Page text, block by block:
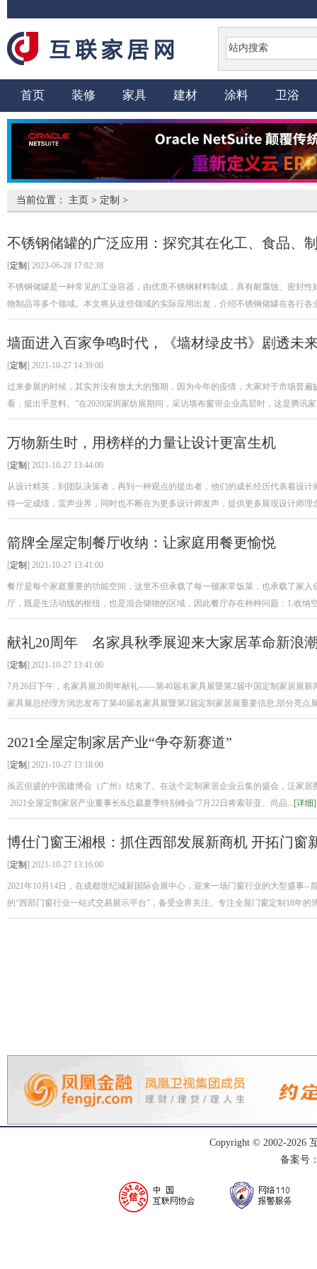
首页 装修 家具 建材 涂料 卫浴
当前位置： 主页 > 定制 >
不锈钢储罐的广泛应用：探究其在化工、食品、
[定制 ] 2023-06-28 17:02:38
不锈钢储罐是一种常见的工业容器，由优质不锈钢材料制成，具有耐腐蚀、密封
物制品等多个领域。本文将从这些领域的实际应用出发，介绍不锈钢储罐在各行各
墙面进入百家争鸣时代，《墙材绿皮书》剧透未
[定制 ] 2021-10-27 14:39:00
过来参展的时候，其实并没有放太大的预期，因为今年的疫情，大家对于市场普
看，挺出乎意料。”在2020深圳家纺展期间，采访墙布窗帘企业高层时，这是腾讯
万物新生时，用榜样的力量让设计更富生机
[定制 ] 2021-10-27 13:44:00
从设计精英，到团队决策者，再到一种观点的提出者，他们的成长经历代表着设
得一定成绩，蜚声业界，同时也不断在为更多设计师发声，提供更多展现设计师理
箭牌全屋定制餐厅收纳：让家庭用餐更愉悦
[定制 ] 2021-10-27 13:41:00
餐厅是每个家庭重要的功能空间，这里不但承载了每一顿家常饭菜，也承载了家
厅，既是生活动线的枢纽，也是混合储物的区域，因此餐厅存在种种问题：1.收纳
献礼20周年 名家具秋季展迎来大家居革命新浪
[定制 ] 2021-10-27 13:41:00
7月26日下午，名家具展20周年献礼——第40届名家具展暨第2届中国定制家居展
家具展总经理方润忠发布了第40届名家具展暨第2届定制家居展重要信息;部分亮点
2021全屋定制家居产业“争夺新赛道”
[定制 ] 2021-10-27 13:18:00
虽迟但盛的中国建博会（广州）结束了。在这个定制家居企业云集的盛会，泛家
·2021全屋定制家居产业董事长&总裁夏季特别峰会”7月22日将索菲亚、尚品...[详细]
博仕门窗王湘根：抓住西部发展新商机 开拓门窗
[定制 ] 2021-10-27 13:16:00
2021年10月14日，在成都世纪城新国际会展中心，迎来一场门窗行业的大型盛事--
的“西部门窗行业一站式交易展示平台”，备受业界关注。专注全屋门窗定制18年的
Copyright © 2002-2026
备案号